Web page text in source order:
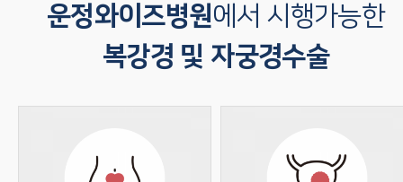
운정와이즈병원에서 시행가능한
복강경 및 자궁경수술